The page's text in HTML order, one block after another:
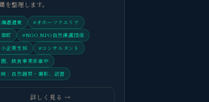
を整理します。
道道東
#オホーツクエリア
町
#NGO.NPO自然保護団体
企業支援
#コンサルタント
、飲食事業承継中
：自然観察・撮影、読書
詳しく見る →